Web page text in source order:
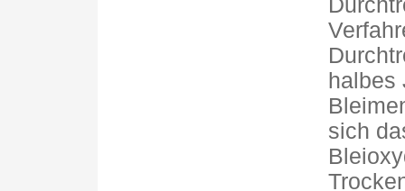
halbes
sich